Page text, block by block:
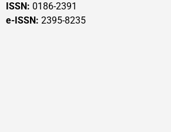
ISSN: 0186-2391
e-ISSN: 2395-8235